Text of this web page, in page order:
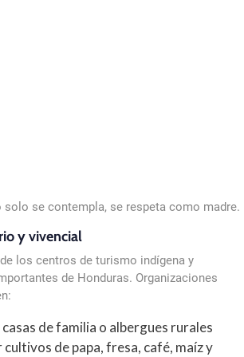
solo se contempla, se respeta como madre.
y vivencial
los centros de turismo indígena y
de Honduras. Organizaciones
de familia o albergues rurales
de papa, fresa, café, maíz y